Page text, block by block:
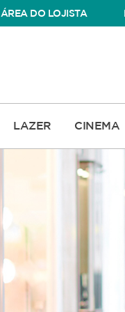
ÁREA DO LOJISTA
LAZER CINEMA